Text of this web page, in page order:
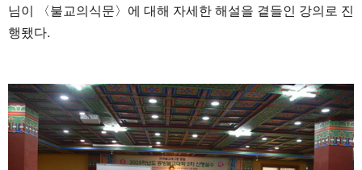
님이 〈불교의식문〉에 대해 자세한 해설을 곁들인 강의로 진
행됐다.